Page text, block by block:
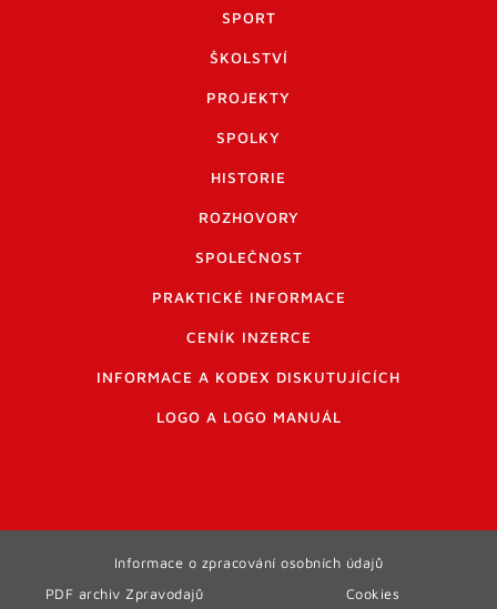
SPORT
ŠKOLSTVÍ
PROJEKTY
SPOLKY
HISTORIE
ROZHOVORY
SPOLEČNOST
PRAKTICKÉ INFORMACE
CENÍK INZERCE
INFORMACE A KODEX DISKUTUJÍCÍCH
LOGO A LOGO MANUÁL
PDF archiv Zpravodajů
Informace o zpracování osobních údajů
Cookies